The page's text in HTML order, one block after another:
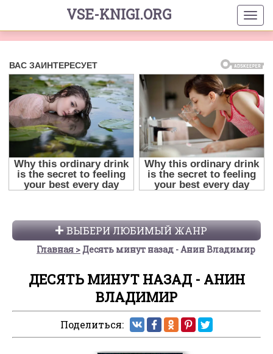
VSE-KNIGI.ORG
ВЫБЕРИ ЛЮБИМЫЙ ЖАНР
Главная Десять минут назад - Анин Владимир
ДЕСЯТЬ МИНУТ НАЗАД - АНИН
ВЛАДИМИР
Поделиться: